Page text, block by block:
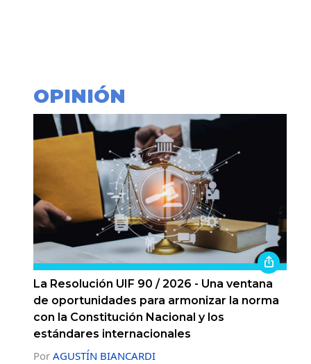
OPINIÓN
La Resolución UIF 90 / 2026 - Una ventana
de oportunidades para armonizar la norma
con la Constitución Nacional y los
estándares internacionales
Por AGUSTÍN BIANCARDI